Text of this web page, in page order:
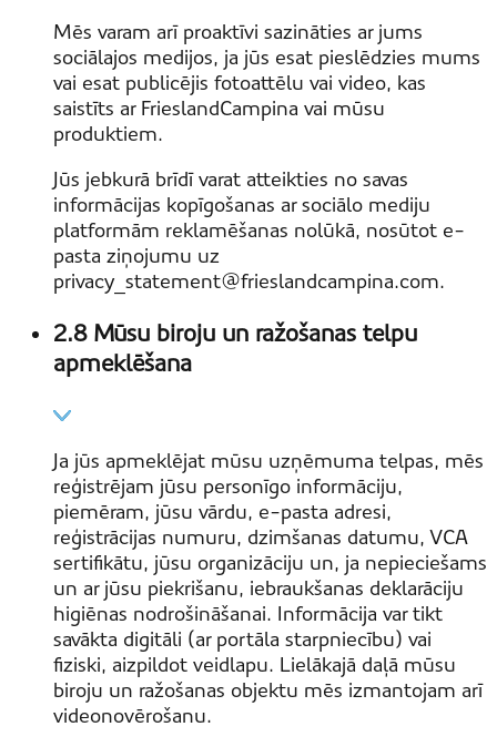
Mēs varam arī proaktīvi sazināties ar jums
sociālajos medijos, ja jūs esat pieslēdzies mums
vai esat publicējis fotoattēlu vai video, kas
saistīts ar FrieslandCampina vai mūsu
produktiem.
Jūs jebkurā brīdī varat atteikties no savas
informācijas kopīgošanas ar sociālo mediju
platformām reklamēšanas nolūkā, nosūtot e-
pasta ziņojumu uz
privacy_statement@frieslandcampina.com.
2.8 Mūsu biroju un ražošanas telpu
apmeklēšana
Ja jūs apmeklējat mūsu uzņēmuma telpas, mēs
reģistrējam jūsu personīgo informāciju,
piemēram, jūsu vārdu, e-pasta adresi,
reģistrācijas numuru, dzimšanas datumu, VCA
sertifikātu, jūsu organizāciju un, ja nepieciešams
un ar jūsu piekrišanu, iebraukšanas deklarāciju
higiēnas nodrošināšanai. Informācija var tikt
savākta digitāli (ar portāla starpniecību) vai
fiziski, aizpildot veidlapu. Lielākajā daļā mūsu
biroju un ražošanas objektu mēs izmantojam arī
videonovērošanu.